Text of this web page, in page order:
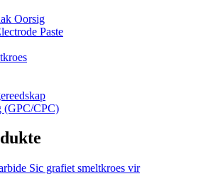
Oorsig
Paste
(GPC/CPC)